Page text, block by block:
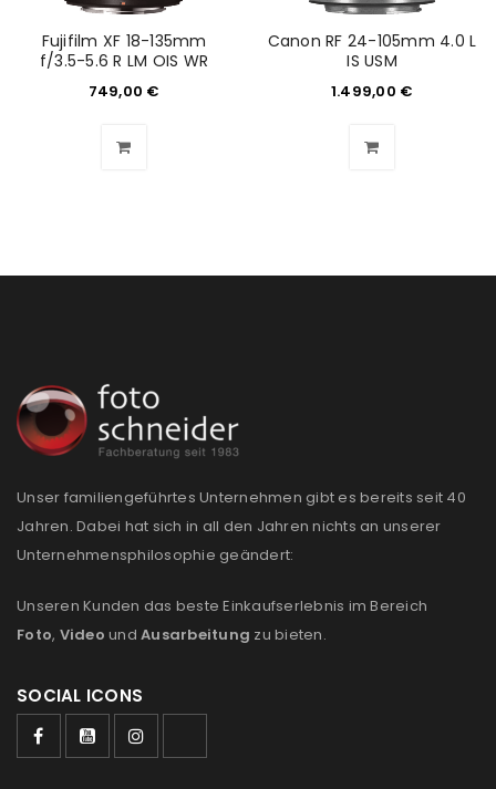
Benutzername oder E-Mail-Adresse
Passwort*
REGISTRIEREN
E-Mail-Adresse
Ein Link zum Erstellen eines neuen Passworts wird an
deine E-Mail-Adresse gesendet.
NEWSLETTER ABONNIEREN
Please select all the ways you would like to hear from
us
Fujifilm XF 18-135mm
f/3.5-5.6 R LM OIS WR
749,00 €
Canon RF 24-105mm 4.0 L
IS USM
1.499,00 €
Unser familiengeführtes Unternehmen gibt es bereits seit 40
Jahren. Dabei hat sich in all den Jahren nichts an unserer
Unternehmensphilosophie geändert:
Unseren Kunden das beste Einkaufserlebnis im Bereich
Foto, Video und Ausarbeitung zu bieten.
SOCIAL ICONS